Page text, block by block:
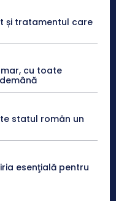
și tratamentul care
cu toate
statul român un
esenţială pentru